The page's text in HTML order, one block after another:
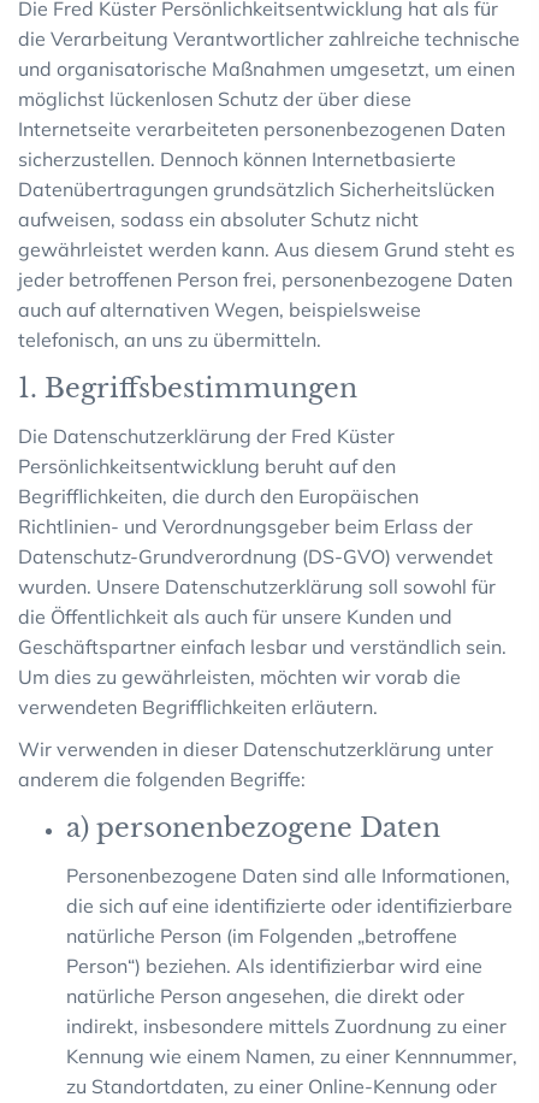
Die Fred Küster Persönlichkeitsentwicklung hat als für
die Verarbeitung Verantwortlicher zahlreiche technische
und organisatorische Maßnahmen umgesetzt, um einen
möglichst lückenlosen Schutz der über diese
Internetseite verarbeiteten personenbezogenen Daten
sicherzustellen. Dennoch können Internetbasierte
Datenübertragungen grundsätzlich Sicherheitslücken
aufweisen, sodass ein absoluter Schutz nicht
gewährleistet werden kann. Aus diesem Grund steht es
jeder betroffenen Person frei, personenbezogene Daten
auch auf alternativen Wegen, beispielsweise
telefonisch, an uns zu übermitteln.
1. Begriffsbestimmungen
Die Datenschutzerklärung der Fred Küster
Persönlichkeitsentwicklung beruht auf den
Begrifflichkeiten, die durch den Europäischen
Richtlinien- und Verordnungsgeber beim Erlass der
Datenschutz-Grundverordnung (DS-GVO) verwendet
wurden. Unsere Datenschutzerklärung soll sowohl für
die Öffentlichkeit als auch für unsere Kunden und
Geschäftspartner einfach lesbar und verständlich sein.
Um dies zu gewährleisten, möchten wir vorab die
verwendeten Begrifflichkeiten erläutern.
Wir verwenden in dieser Datenschutzerklärung unter
anderem die folgenden Begriffe:
a) personenbezogene Daten
Personenbezogene Daten sind alle Informationen,
die sich auf eine identifizierte oder identifizierbare
natürliche Person (im Folgenden „betroffene
Person“) beziehen. Als identifizierbar wird eine
natürliche Person angesehen, die direkt oder
indirekt, insbesondere mittels Zuordnung zu einer
Kennung wie einem Namen, zu einer Kennnummer,
zu Standortdaten, zu einer Online-Kennung oder